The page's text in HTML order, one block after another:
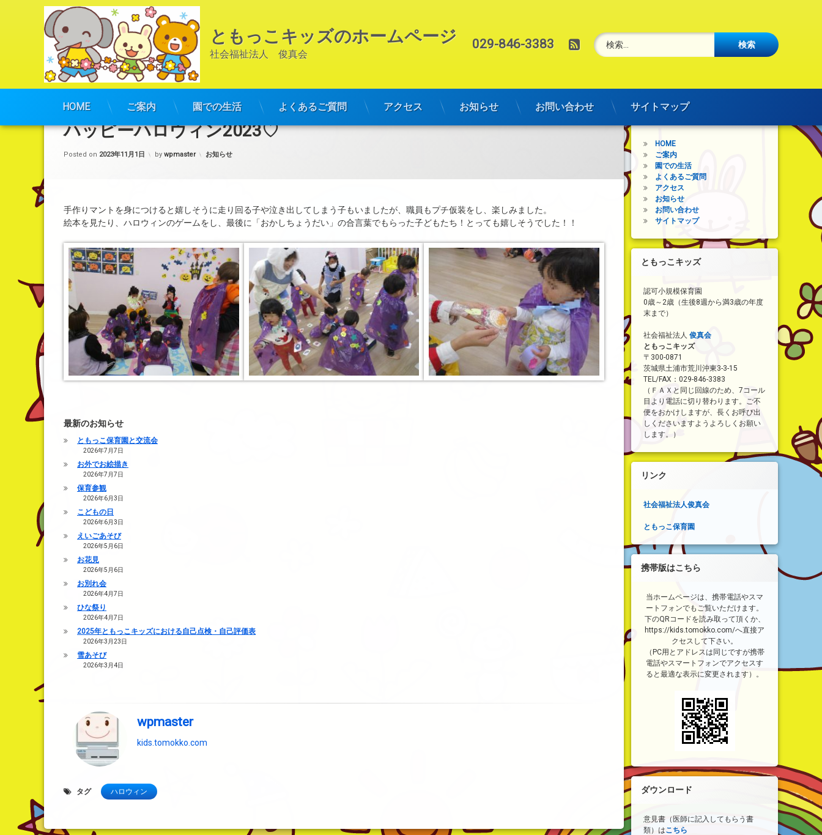
コ
ン
ともっこキッズのホームページ
社会福祉法人　俊真会
電話番号:
029-846-3383 RSS検索:
HOME ご案内 園での生活 よくあるご質問 アクセス お知らせ お問い合わせ サイトマップ
ハッピーハロウィン2023♡
Posted on 2023年11月1日 by wpmaster カテゴリー:
お知らせ
手作りマントを身につけると嬉しそうに走り回る子や泣き出してしまう子もいましたが、職員もプチ仮装をし、楽しみました。
絵本を見たり、ハロウィンのゲームをし、最後に「おかしちょうだい」の合言葉でもらった子どもたち！とっても嬉しそうでした！！
最新のお知らせ
ともっこ保育園と交流会
2026年7月7日
お外でお絵描き
2026年7月7日
保育参観
2026年6月3日
こどもの日
2026年6月3日
えいごあそび
2026年5月6日
お花見
2026年5月6日
お別れ会
2026年4月7日
ひな祭り
2026年4月7日
2025年ともっこキッズにおける自己点検・自己評価表
2026年3月23日
雪あそび
2026年3月4日
wpmaster
kids.tomokko.com
タグ ハロウィン
メインメニュー
HOME
ご案内
園での生活
よくあるご質問
アクセス
お知らせ
お問い合わせ
サイトマップ
ともっこキッズ
認可小規模保育園
0歳～2歳（生後8週から満3歳の年度
末まで）
社会福祉法人 俊真会
ともっこキッズ
〒300-0871
茨城県土浦市荒川沖東3-3-15
TEL/FAX：029-846-3383
（ＦＡＸと同じ回線のため、7コール
目より電話に切り替わります。ご不
便をおかけしますが、長くお呼び出
しくださいますようよろしくお願い
します。）
リンク
社会福祉法人俊真会
ともっこ保育園
携帯版はこちら
当ホームページは、携帯電話やスマ
ートフォンでもご覧いただけます。
下のQRコードを読み取って頂くか、
https://kids.tomokko.com/へ直接ア
クセスして下さい。
（PC用とアドレスは同じですが携帯
電話やスマートフォンでアクセスす
ると最適な表示に変更されます）。
ダウンロード
意見書（医師に記入してもらう書
類）はこちら